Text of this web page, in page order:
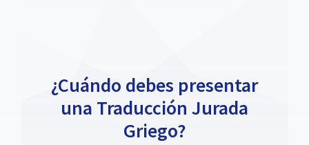
¿Cuándo debes presentar
una Traducción Jurada
Griego?